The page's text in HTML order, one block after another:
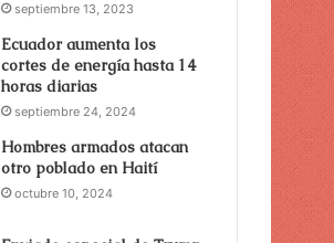
septiembre 13, 2023
Ecuador aumenta los
cortes de energía hasta 14
horas diarias
septiembre 24, 2024
Hombres armados atacan
otro poblado en Haití
octubre 10, 2024